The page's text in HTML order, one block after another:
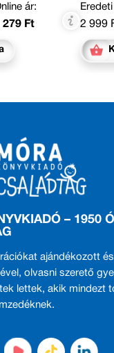
ár:
279 Ft
Eredeti
2 999
– 1950
ajándékozott
olvasni szerető
lettek, akik mindezt